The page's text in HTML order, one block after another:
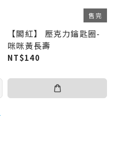
售完
【閣紅】 壓克力鑰匙圈-
咪咪黃長壽
NT$140